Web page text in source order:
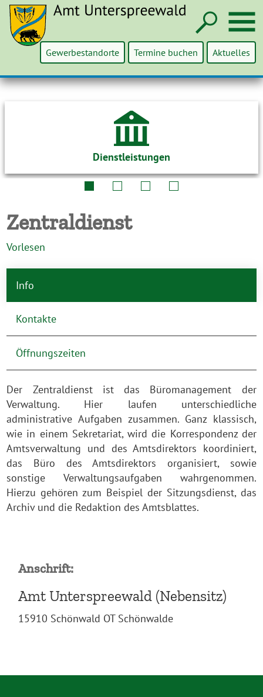
Gewerbestandorte Termine buchen Aktuelles
Dienstleistungen
Zentraldienst
Vorlesen
Info
Kontakte
Öffnungszeiten
Der Zentraldienst ist das Büromanagement der
Verwaltung. Hier laufen unterschiedliche
administrative Aufgaben zusammen. Ganz klassisch,
wie in einem Sekretariat, wird die Korrespondenz der
Amtsverwaltung und des Amtsdirektors koordiniert,
das Büro des Amtsdirektors organisiert, sowie
sonstige Verwaltungsaufgaben wahrgenommen.
Hierzu gehören zum Beispiel der Sitzungsdienst, das
Archiv und die Redaktion des Amtsblattes.
Anschrift:
Amt Unterspreewald (Nebensitz)
15910 Schönwald OT Schönwalde